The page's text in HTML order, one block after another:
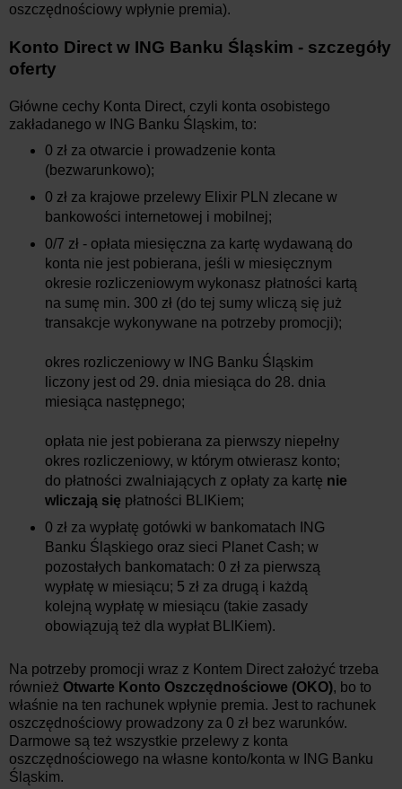
oszczędnościowy wpłynie premia).
Konto Direct w ING Banku Śląskim - szczegóły
oferty
Główne cechy Konta Direct, czyli konta osobistego
zakładanego w ING Banku Śląskim, to:
0 zł za otwarcie i prowadzenie konta
(bezwarunkowo);
0 zł za krajowe przelewy Elixir PLN zlecane w
bankowości internetowej i mobilnej;
0/7 zł - opłata miesięczna za kartę wydawaną do
konta nie jest pobierana, jeśli w miesięcznym
okresie rozliczeniowym wykonasz płatności kartą
na sumę min. 300 zł (do tej sumy wliczą się już
transakcje wykonywane na potrzeby promocji);
okres rozliczeniowy w ING Banku Śląskim
liczony jest od 29. dnia miesiąca do 28. dnia
miesiąca następnego;
opłata nie jest pobierana za pierwszy niepełny
okres rozliczeniowy, w którym otwierasz konto;
do płatności zwalniających z opłaty za kartę nie
wliczają się płatności BLIKiem;
0 zł za wypłatę gotówki w bankomatach ING
Banku Śląskiego oraz sieci Planet Cash; w
pozostałych bankomatach: 0 zł za pierwszą
wypłatę w miesiącu; 5 zł za drugą i każdą
kolejną wypłatę w miesiącu (takie zasady
obowiązują też dla wypłat BLIKiem).
Na potrzeby promocji wraz z Kontem Direct założyć trzeba
również Otwarte Konto Oszczędnościowe (OKO), bo to
właśnie na ten rachunek wpłynie premia. Jest to rachunek
oszczędnościowy prowadzony za 0 zł bez warunków.
Darmowe są też wszystkie przelewy z konta
oszczędnościowego na własne konto/konta w ING Banku
Śląskim.